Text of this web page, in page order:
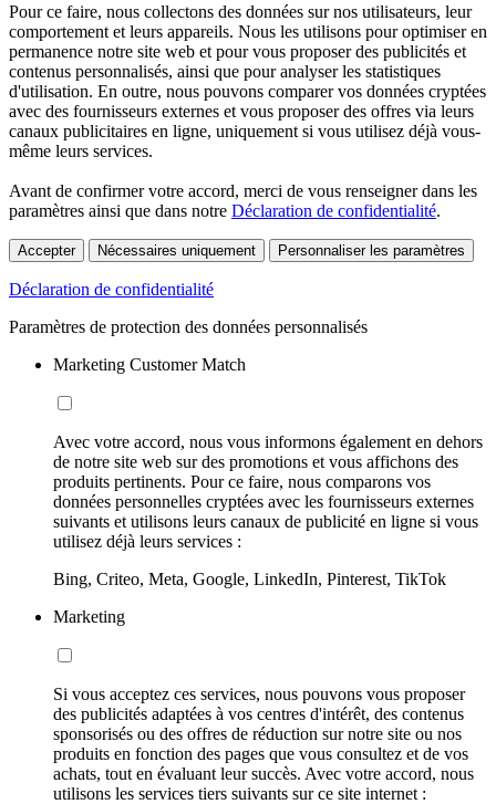
Pour ce faire, nous collectons des données sur nos utilisateurs, leur
comportement et leurs appareils. Nous les utilisons pour optimiser en
permanence notre site web et pour vous proposer des publicités et
contenus personnalisés, ainsi que pour analyser les statistiques
d'utilisation. En outre, nous pouvons comparer vos données cryptées
avec des fournisseurs externes et vous proposer des offres via leurs
canaux publicitaires en ligne, uniquement si vous utilisez déjà vous-
même leurs services.
Avant de confirmer votre accord, merci de vous renseigner dans les
paramètres ainsi que dans notre Déclaration de confidentialité.
Accepter Nécessaires uniquement Personnaliser les paramètres
Déclaration de confidentialité
Paramètres de protection des données personnalisés
Marketing Customer Match
Avec votre accord, nous vous informons également en dehors
de notre site web sur des promotions et vous affichons des
produits pertinents. Pour ce faire, nous comparons vos
données personnelles cryptées avec les fournisseurs externes
suivants et utilisons leurs canaux de publicité en ligne si vous
utilisez déjà leurs services :
Bing, Criteo, Meta, Google, LinkedIn, Pinterest, TikTok
Marketing
Si vous acceptez ces services, nous pouvons vous proposer
des publicités adaptées à vos centres d'intérêt, des contenus
sponsorisés ou des offres de réduction sur notre site ou nos
produits en fonction des pages que vous consultez et de vos
achats, tout en évaluant leur succès. Avec votre accord, nous
utilisons les services tiers suivants sur ce site internet :